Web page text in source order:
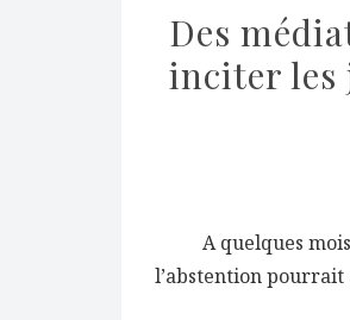
Des
inciter les
A quelques
l’abstention pourrait